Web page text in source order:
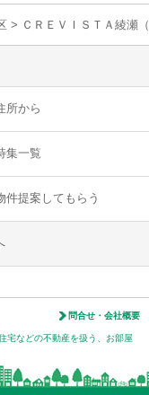
> ＣＲＥＶＩＳＴＡ綾瀬
所から
集一覧
件提案してもらう
問合せ・会社概要
宅などの不動産を扱う、お部屋